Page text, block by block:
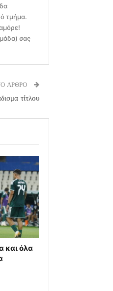
τμήμα.
σας
ΑΡΘΡΟ
τίτλου
και όλα